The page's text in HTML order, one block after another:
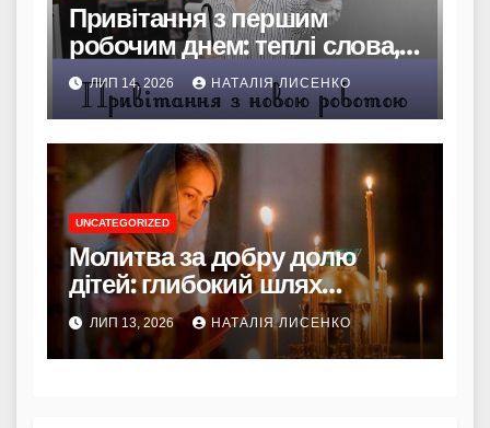
Привітання з першим
робочим днем: теплі слова,
які надихають і підтримують
ЛИП 14, 2026 НАТАЛІЯ ЛИСЕНКО
UNCATEGORIZED
Молитва за добру долю
дітей: глибокий шлях
батьківської віри та
благословення
ЛИП 13, 2026 НАТАЛІЯ ЛИСЕНКО